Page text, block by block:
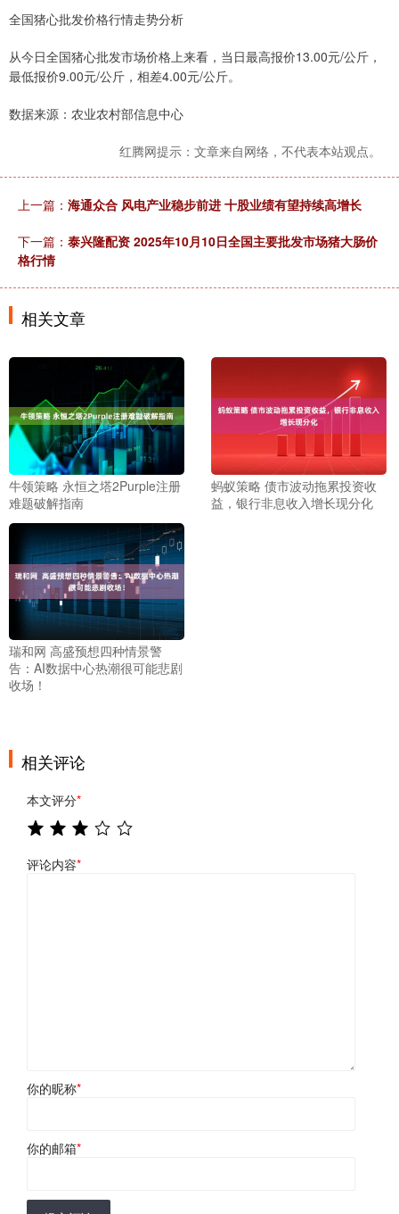
全国猪心批发价格行情走势分析
从今日全国猪心批发市场价格上来看，当日最高报价13.00元/公斤，
最低报价9.00元/公斤，相差4.00元/公斤。
数据来源：农业农村部信息中心
红腾网提示：文章来自网络，不代表本站观点。
上一篇： 海通众合 风电产业稳步前进 十股业绩有望持续高增长
下一篇： 泰兴隆配资 2025年10月10日全国主要批发市场猪大肠价
格行情
相关文章
牛领策略 永恒之塔2Purple注册
难题破解指南
蚂蚁策略 债市波动拖累投资收
益，银行非息收入增长现分化
瑞和网 高盛预想四种情景警
告：AI数据中心热潮很可能悲剧
收场！
相关评论
本文评分*
评论内容*
你的昵称*
你的邮箱*